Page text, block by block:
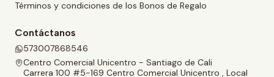
Términos y condiciones de los Bonos de Regalo
Contáctanos
573007868546
Centro Comercial Unicentro - Santiago de Cali
Carrera 100 #5-169 Centro Comercial Unicentro , Local